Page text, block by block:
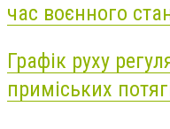
час воєнного
Графік руху
приміських